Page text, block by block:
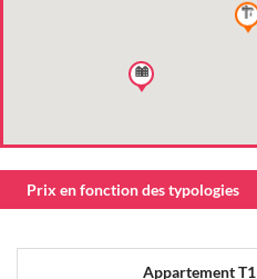
Prix en fonction des typologies
Appartement T1